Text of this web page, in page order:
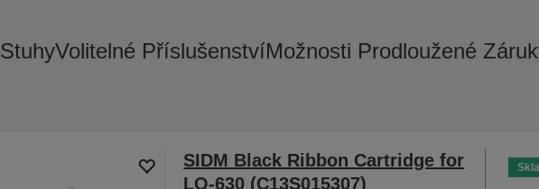
StuhyVolitelné PříslušenstvíMožnosti Prodloužené
SIDM Black Ribbon Cartridge for
LQ-630 (C13S015307)